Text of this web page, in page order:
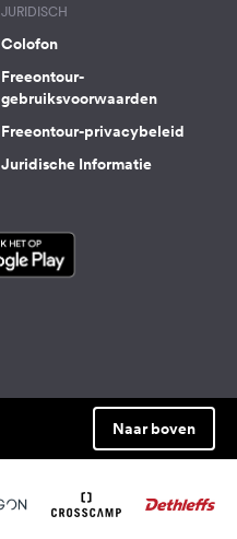
JURIDISCH
Colofon
Freeontour-
gebruiksvoorwaarden
Freeontour-privacybeleid
Juridische Informatie
Naar boven